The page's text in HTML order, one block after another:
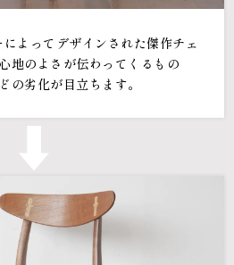
よってデザインされた傑作チェ
地のよさが伝わってくるもの
の劣化が目立ちます。